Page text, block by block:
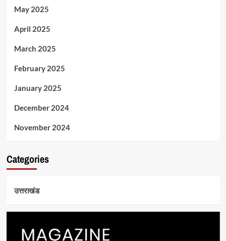
May 2025
April 2025
March 2025
February 2025
January 2025
December 2024
November 2024
Categories
उत्तराखंड